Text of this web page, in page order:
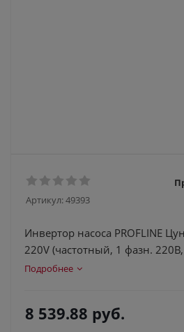
Артикул:49393
Инвертор насоса PROFLINE
220V (частотный, 1 фазн.
Подробнее
8 539.88 руб.